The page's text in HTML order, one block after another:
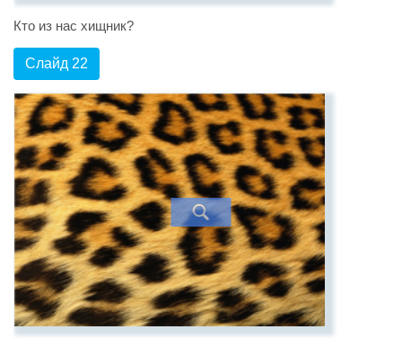
Кто из нас хищник?
Слайд 22